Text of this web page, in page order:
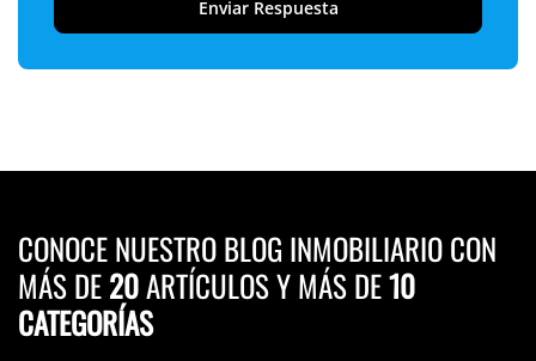
CONOCE NUESTRO BLOG INMOBILIARIO CON
MÁS DE20ARTÍCULOS Y MÁS DE10
CATEGORÍAS